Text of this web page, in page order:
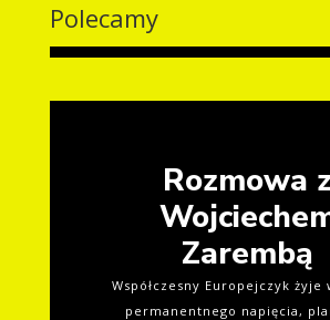
Polecamy
Rozmowa z
Zarembą
Współczesny Europejczyk żyje
permanentnego napięcia,